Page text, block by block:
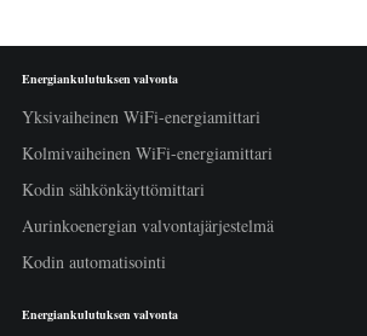
Energiankulutuksen valvonta
Yksivaiheinen WiFi-energiamittari
Kolmivaiheinen WiFi-energiamittari
Kodin sähkönkäyttömittari
Aurinkoenergian valvontajärjestelmä
Kodin automatisointi
Energiankulutuksen valvonta